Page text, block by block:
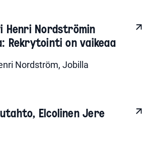
Henri Nordströmin
Rekrytointi on vaikeaa
Nordström, Jobilla
Elcolinen Jere